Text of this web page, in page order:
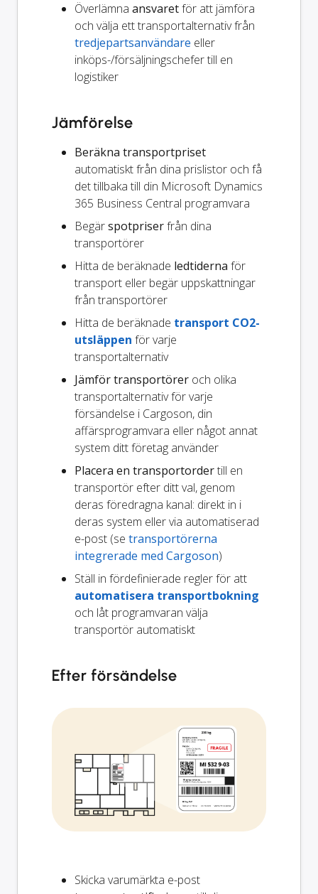
Överlämna ansvaretför att jämföra
och välja ett transportalternativ från
tredjepartsanvändare eller
inköps-/försäljningschefer till en
logistiker
Jämförelse
Beräkna transportpriset
automatiskt från dina prislistor och få
det tillbaka till din Microsoft Dynamics
365 Business Central programvara
Begärspotpriserfrån dina
transportörer
Hitta de beräknade ledtiderna för
transport eller begär uppskattningar
från transportörer
Hitta de beräknade transport CO2-
utsläppen för varje
transportalternativ
Jämför transportörer och olika
transportalternativ för varje
försändelse i Cargoson, din
affärsprogramvara eller något annat
system ditt företag använder
Placera en transportordertill en
transportör efter ditt val, genom
deras föredragna kanal: direkt in i
deras system eller via automatiserad
e-post (se transportörerna
integrerade med Cargoson)
Ställ in fördefinierade regler för att
automatisera transportbokning
och låt programvaran välja
transportör automatiskt
Efter försändelse
Skicka varumärkta e-post